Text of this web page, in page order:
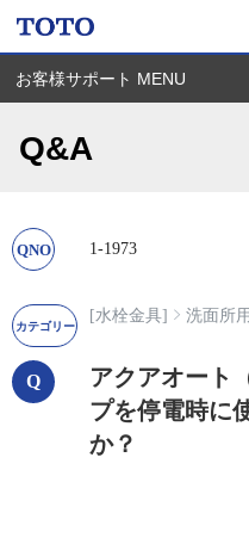
お客様サポート MENU
Q&A
1-1973
[水栓金具] 洗面所
アクアオート
プを停電時に
か？